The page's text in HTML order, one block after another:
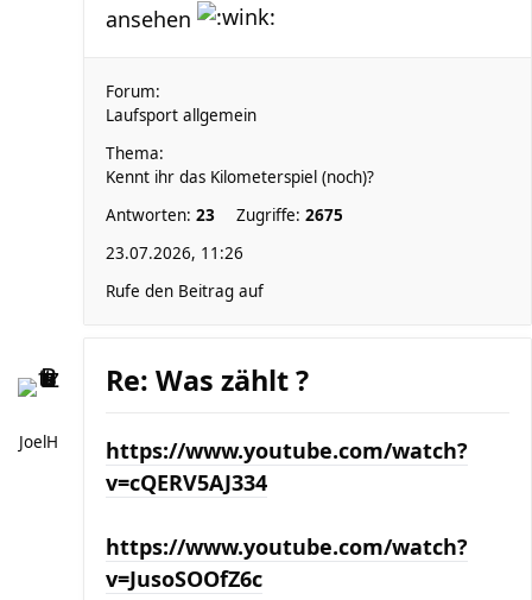
ansehen
Forum:
Laufsport allgemein
Thema:
Kennt ihr das Kilometerspiel (noch)?
Antworten: 23 Zugriffe: 2675
23.07.2026, 11:26
Rufe den Beitrag auf
JoelH
Re: Was zählt ?
https://www.youtube.com/watch?
v=cQERV5AJ334
https://www.youtube.com/watch?
v=JusoSOOfZ6c